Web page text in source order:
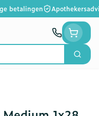
betalingen
Zoek